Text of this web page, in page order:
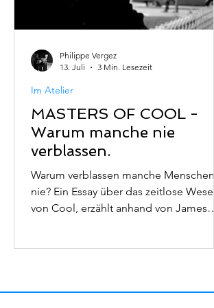
MASTERS OF COOL -
Warum manche nie
verblassen.
Warum verblassen manche Menschen
nie? Ein Essay über das zeitlose Wesen
von Cool, erzählt anhand von James
Im Atelier
Philippe Vergez
13. Juli
3 Min. Lesezeit